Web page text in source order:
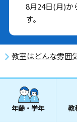
8月24日(月)か
す。
教室はどんな雰囲
年齢・学年 教